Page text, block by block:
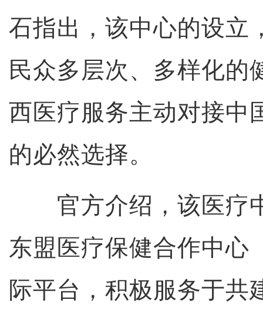
石指出，该中心的设立
民众多层次、多样化的
西医疗服务主动对接
的必然选择。
官方介绍，该医疗
东盟医疗保健合作中心
际平台，积极服务于共